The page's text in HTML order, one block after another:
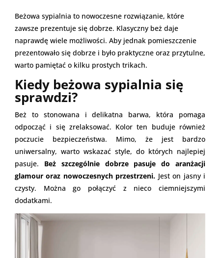
Beżowa sypialnia to nowoczesne rozwiązanie, które
zawsze prezentuje się dobrze. Klasyczny beż daje
naprawdę wiele możliwości. Aby jednak pomieszczenie
prezentowało się dobrze i było praktyczne oraz przytulne,
warto pamiętać o kilku prostych trikach.
Kiedy beżowa sypialnia się
sprawdzi?
Beż to stonowana i delikatna barwa, która pomaga
odpocząć i się zrelaksować. Kolor ten buduje również
poczucie bezpieczeństwa. Mimo, że jest bardzo
uniwersalny, warto wskazać style, do których najlepiej
pasuje. Beż szczególnie dobrze pasuje do aranżacji
glamour oraz nowoczesnych przestrzeni. Jest on jasny i
czysty. Można go połączyć z nieco ciemniejszymi
dodatkami.